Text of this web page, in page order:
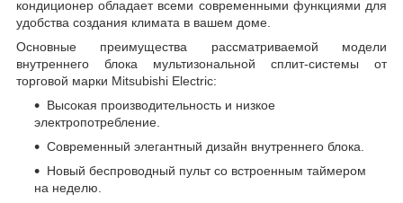
кондиционер обладает всеми современными функциями для
удобства создания климата в вашем доме.
Основные преимущества рассматриваемой модели
внутреннего блока мультизональной сплит-системы от
торговой марки Mitsubishi Electric:
Высокая производительность и низкое
электропотребление.
Современный элегантный дизайн внутреннего блока.
Новый беспроводный пульт со встроенным таймером
на неделю.